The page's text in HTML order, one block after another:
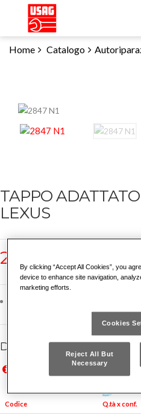
Home Catalogo
TAPPO
LEXUS
2847 N1
Dettagli famiglia
Prezzi in Euro IVA esclusa, validi solo
Prices in Euro VAT excluded, valid for
Codice Q.tà x conf.
By clicking “Accept All Cookies”, you
device to enhance site navigation,
marketing efforts.
Cookies
Reject All But
Necessary